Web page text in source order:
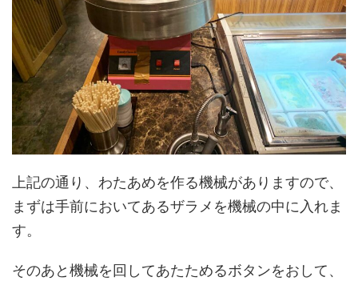
上記の通り、わたあめを作る機械がありますので、
まずは手前においてあるザラメを機械の中に入れま
す。
そのあと機械を回してあたためるボタンをおして、